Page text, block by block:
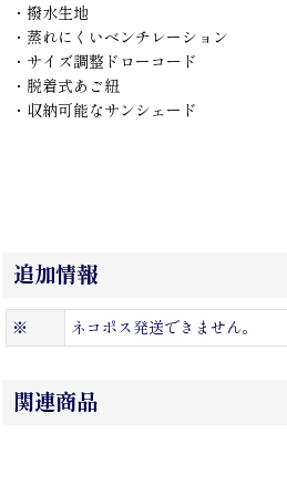
・撥水生地
・蒸れにくいベンチレーション
・サイズ調整ドローコード
・脱着式あご紐
・収納可能なサンシェード
追加情報
※ ネコポス発送できません。
関連商品